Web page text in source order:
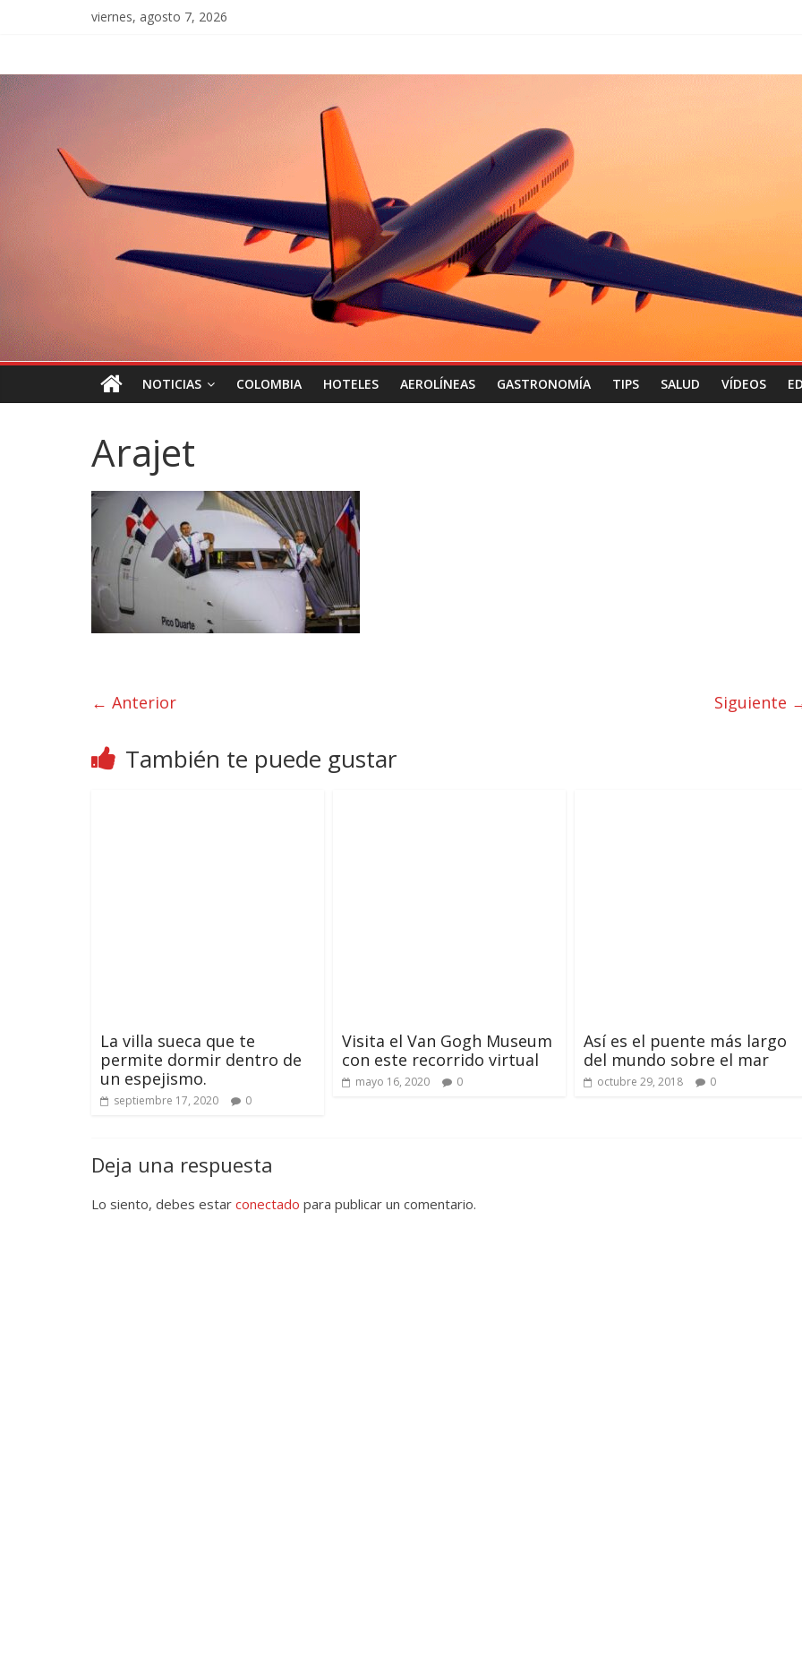
viernes, agosto 7, 2026
NOTICIAS COLOMBIA HOTELES AEROLÍNEAS GASTRONOMÍA TIPS SALUD VÍDEOS
Arajet
← Anterior Siguiente
También te puede gustar
La villa sueca que te
permite dormir dentro de
un espejismo.
septiembre 17, 2020 0
Visita el Van Gogh Museum
con este recorrido virtual
mayo 16, 2020 0
Así es el puente más largo
del mundo sobre el mar
octubre 29, 2018 0
Deja una respuesta
Lo siento, debes estar conectado para publicar un comentario.